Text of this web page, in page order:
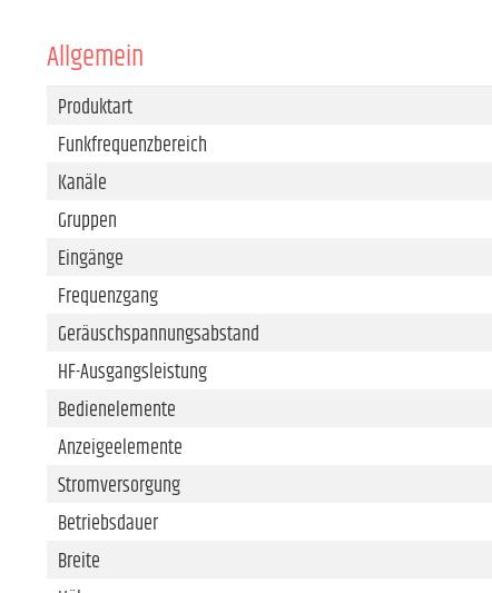
Allgemein
Produktart
Funkfrequenzbereich
Kanäle
Gruppen
Eingänge
Frequenzgang
Geräuschspannungsabstand
HF-Ausgangsleistung
Bedienelemente
Anzeigeelemente
Stromversorgung
Betriebsdauer
Breite